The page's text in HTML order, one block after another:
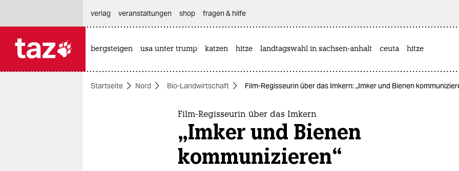
themen
verlag
veranstaltungen shop fragen & hilfe
bergsteigen usa unter trump katzen hitze landtagswahl in sachsen-anhalt ceuta hitze
Startseite Nord Bio-Landwirtschaft Film-Regisseurin über das Imkern: „Imker und Bienen
Film-Regisseurin über das Imkern
„Imker und Bienen
kommunizieren“